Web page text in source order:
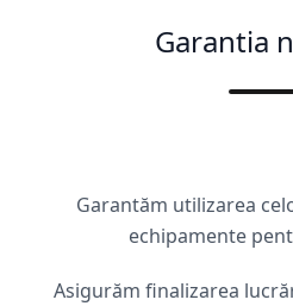
Garantia
Garantăm utilizarea
echipamente
Asigurăm finalizarea